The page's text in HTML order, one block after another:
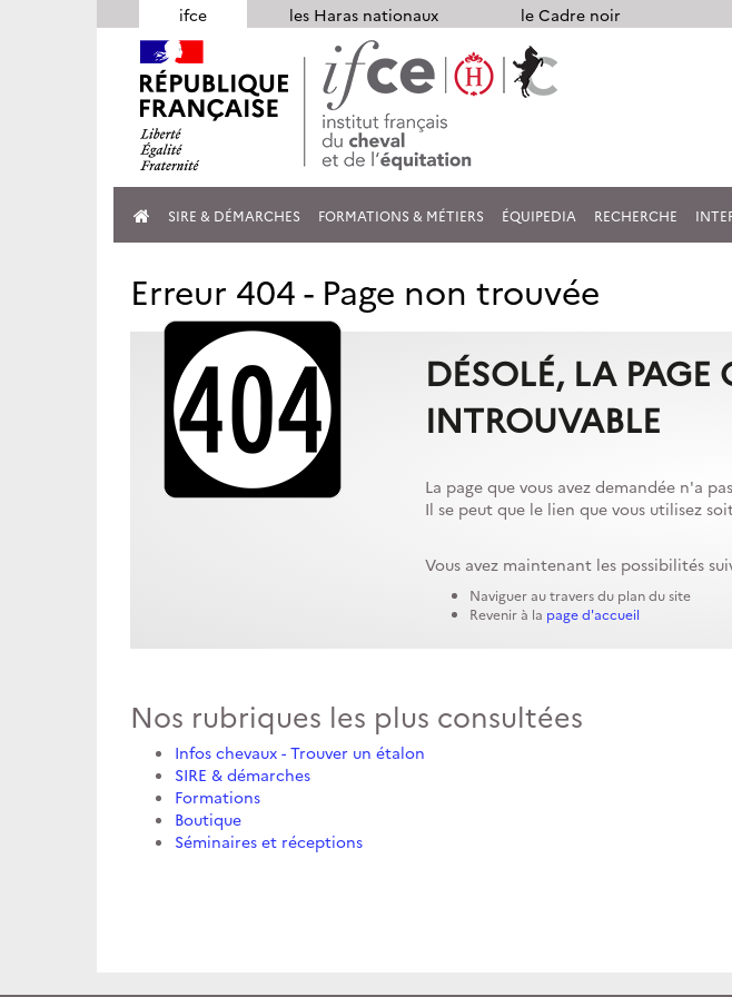
ifce les Haras nationaux
le Cadre noir
SIRE & DÉMARCHES FORMATIONS & MÉTIERS ÉQUIPEDIA RECHERCHE
Erreur 404 - Page non trouvée
DÉSOLÉ, LA
INTROUVABLE
La page que vous avez demandée n'a
Il se peut que le lien que vous utilisez
Vous avez maintenant les possibilités
Naviguer au travers du plan du site
Revenir à la page d'accueil
Nos rubriques les plus consultées
Infos chevaux - Trouver un étalon
SIRE & démarches
Formations
Boutique
Séminaires et réceptions
Panneau de gestion des cookies